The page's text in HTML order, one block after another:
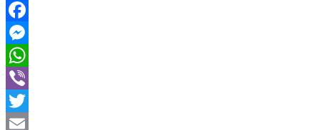
Facebook
Messenger
WhatsApp
Viber
Twitter